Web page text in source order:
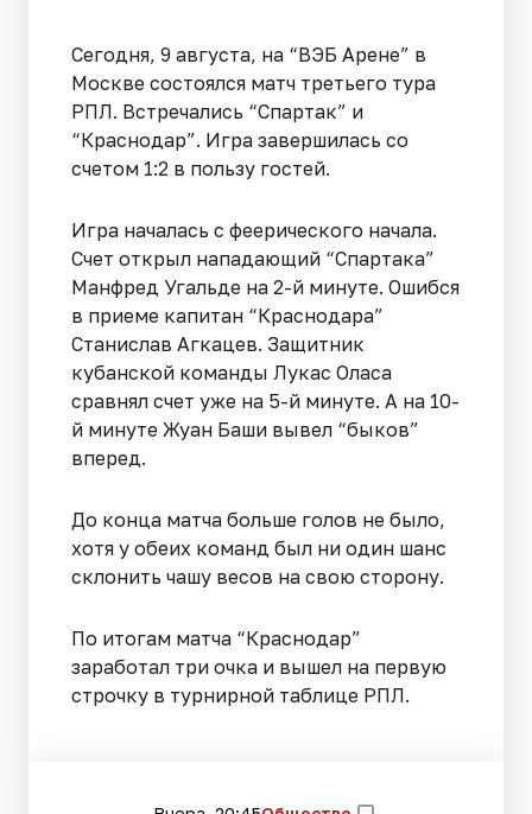
Сегодня, 9 августа, на “ВЭБ Арене” в
Москве состоялся матч третьего тура
РПЛ. Встречались “Спартак” и
“Краснодар”. Игра завершилась со
счетом 1:2 в пользу гостей.
Игра началась с феерического начала.
Счет открыл нападающий “Спартака”
Манфред Угальде на 2-й минуте. Ошибся
в приеме капитан “Краснодара”
Станислав Агкацев. Защитник
кубанской команды Лукас Оласа
сравнял счет уже на 5-й минуте. А на 10-
й минуте Жуан Баши вывел “быков”
вперед.
До конца матча больше голов не было,
хотя у обеих команд был ни один шанс
склонить чашу весов на свою сторону.
По итогам матча “Краснодар”
заработал три очка и вышел на первую
строчку в турнирной таблице РПЛ.